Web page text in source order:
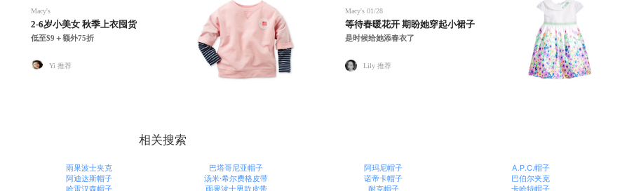
Macy's
2-6岁小美女 秋季上衣囤货
低至$9＋额外75折
Yi 推荐
Macy's 01/28
等待春暖花开 期盼她穿起小裙子
是时候给她添春衣了
Lily 推荐
相关搜索
雨果波士夹克 巴塔哥尼亚帽子 阿玛尼帽子
A.P.C.帽子
阿迪达斯帽子 汤米·希尔费格皮带 诺帝卡帽子
巴伯尔夹克
哈雷汉森帽子 雨果波士男款皮带 耐克帽子 卡哈特帽子